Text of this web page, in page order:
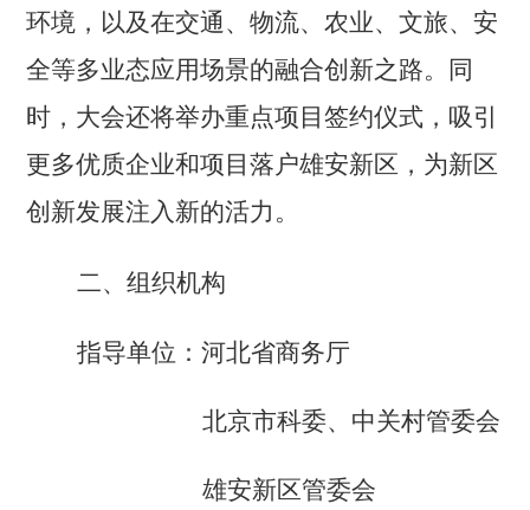
环境 ， 以及在交通、物流、农业、文旅、安
全等多业态应用场景的融合创新之路。同
时，大会还将举办重点项目签约仪式，吸引
更多优质企业和项目落户雄安新区，为新区
创新发展注入新的活力 。
二、组织机构
指导单位：河北省商务厅
北京市科委、中关村管委会
雄安新区管委会